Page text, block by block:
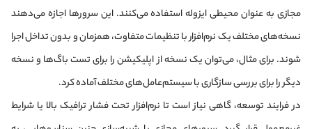
مجازی به عنوان محیطی ایزوله استفاده می‌کنند. این سرورها اجازه می‌دهند
نسخه‌های مختلف یک نرم‌افزار با تنظیمات متفاوت، همزمان و بدون تداخل اجرا
شوند. برای مثال، می‌توان یک نسخه از اپلیکیشن را برای تست باگ‌ها و نسخه
دیگر را برای بررسی سازگاری با سیستم‌عامل‌های مختلف آماده کرد.
در فرایند توسعه، گاهی نیاز است تا نرم‌افزار تحت فشار ترافیک بالا یا شرایط